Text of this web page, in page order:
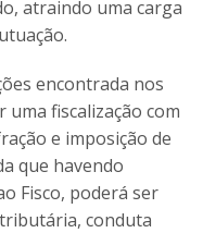
atraindo uma carga
encontrada nos
fiscalização com
e imposição de
que havendo
Fisco, poderá ser
conduta